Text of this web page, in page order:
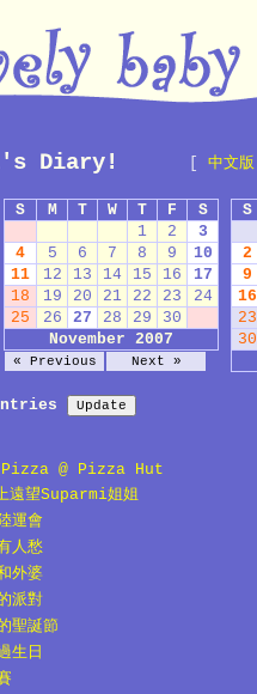
中文版
Diary!
S
2
9
16
23
30
S M T W T F
S
1
2
3
4
5 6 7 8 9
10
11
12 13 14 15 16
17
18
19 20 21 22 23
24
25
26 27 28 29
30
November 2007
« Previous Next »
@ Pizza Hut
遠望Suparmi姐姐
運會
人愁
外婆
派對
聖誕節
生日